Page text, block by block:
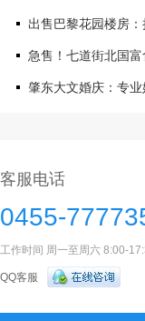
出售巴黎花园楼房：
急售！七道街北国
肇东大文婚庆：专业
客服电话
0455-
工作时间 周一至周六 8:00-
QQ客服